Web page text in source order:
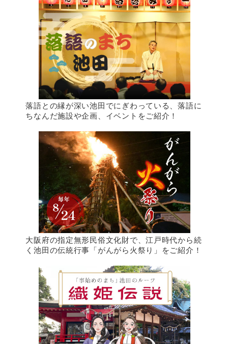
落語との縁が深い池田でにぎわっている、落語に
ちなんだ施設や企画、イベントをご紹介！
大阪府の指定無形民俗文化財で、江戸時代から続
く池田の伝統行事「がんがら火祭り」をご紹介！